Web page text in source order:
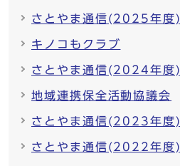
さとやま通信(2025年度)
キノコもクラブ
さとやま通信(2024年度)
地域連携保全活動協議会
さとやま通信(2023年度)
さとやま通信(2022年度)